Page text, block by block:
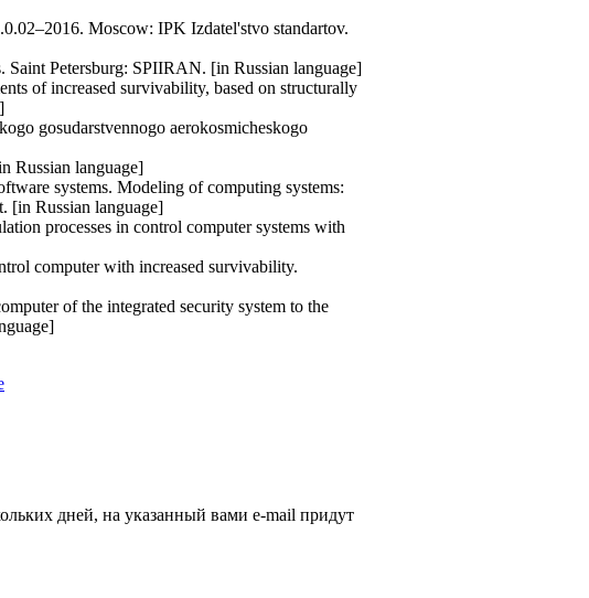
Moscow: IPK Izdatel'stvo standartov.
Petersburg: SPIIRAN. [in Russian language]
of increased survivability, based on structurally
gosudarstvennogo aerokosmicheskogo
Russian language]
systems. Modeling of computing systems:
[in Russian language]
processes in control computer systems with
computer with increased survivability.
of the integrated security system to the
дней, на указанный вами e-mail придут